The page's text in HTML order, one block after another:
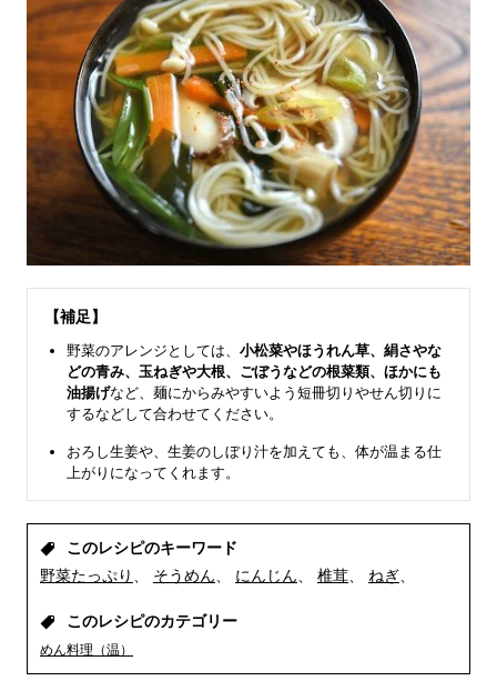
【補足】
野菜のアレンジとしては、 小松菜やほうれん草、絹さやな
どの青み、玉ねぎや大根、ごぼうなどの根菜類、ほかにも
油揚げなど、麺にからみやすいよう短冊切りやせん切りに
するなどして合わせてください。
おろし生姜や、生姜のしぼり汁を加えても、体が温まる仕
上がりになってくれます。
このレシピのキーワード
野菜たっぷり
そうめん にんじん 椎茸 ねぎ
このレシピのカテゴリー
めん料理（温）